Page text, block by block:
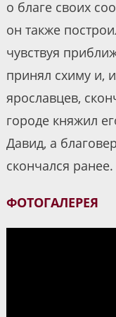
о благе своих
он также
чувствуя
принял схиму и,
ярославцев,
городе княжил
Давид, а
скончался ранее.
ФОТОГАЛЕРЕЯ